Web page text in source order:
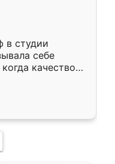
в студии
себе
качеством
уже почти